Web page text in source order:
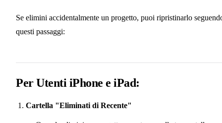
Se elimini accidentalmente un progetto, puoi ripristinarlo
questi passaggi:
Per Utenti iPhone e iPad:
Cartella "Eliminati di Recente"